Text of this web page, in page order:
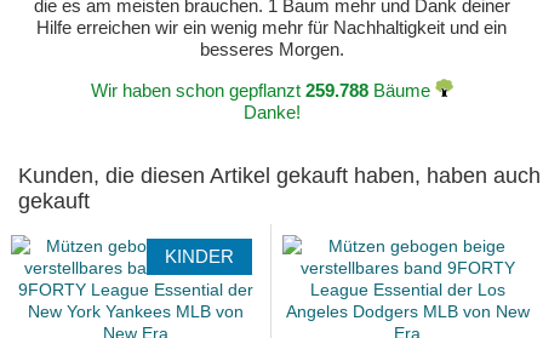
die es am meisten brauchen. 1 Baum mehr und Dank deiner
Hilfe erreichen wir ein wenig mehr für Nachhaltigkeit und ein
besseres Morgen.
Wir haben schon gepflanzt 259.788Bäume
Danke!
Kunden, die diesen Artikel gekauft haben, haben auch
gekauft
KINDER